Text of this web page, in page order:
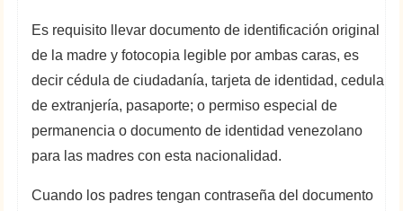
Es requisito llevar documento de identificación original
de la madre y fotocopia legible por ambas caras, es
decir cédula de ciudadanía, tarjeta de identidad, cedula
de extranjería, pasaporte; o permiso especial de
permanencia o documento de identidad venezolano
para las madres con esta nacionalidad.
Cuando los padres tengan contraseña del documento